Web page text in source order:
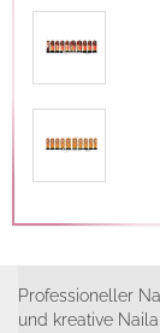
Professioneller
und kreative